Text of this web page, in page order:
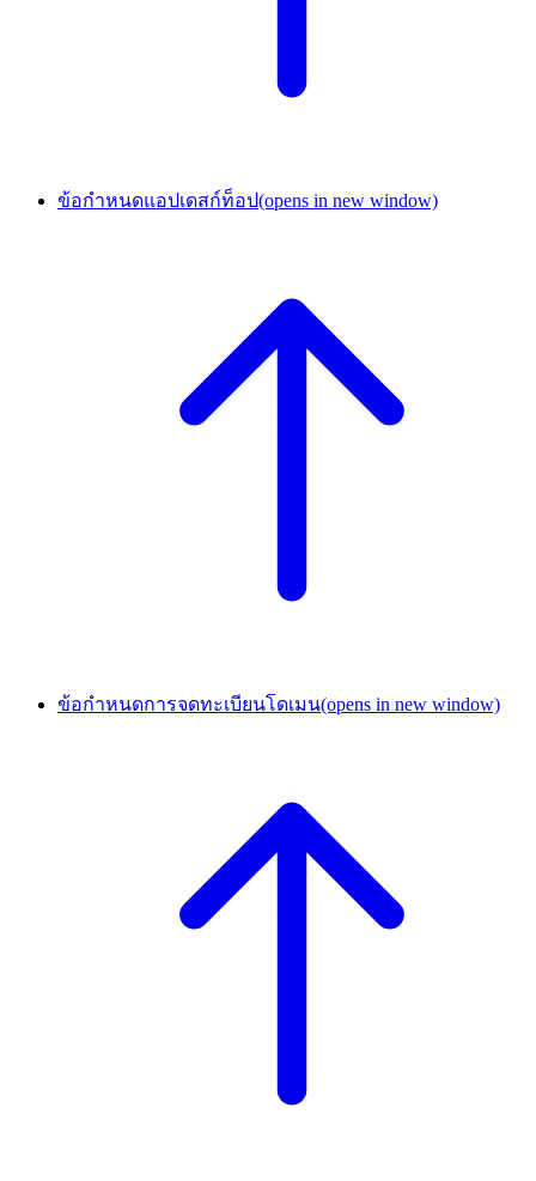
ข้อกำหนดแอปเดสก์ท็อป(opens in new window)
ข้อกำหนดการจดทะเบียนโดเมน(opens in new window)